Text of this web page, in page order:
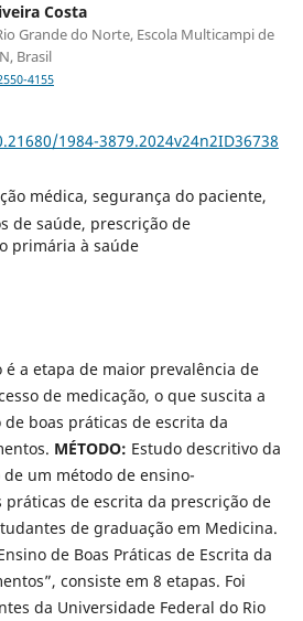
Costa
Grande do Norte, Escola Multicampi de
Brasil
4155
1984-3879.2024v24n2ID36738
médica, segurança do paciente,
de saúde, prescrição de
primária à saúde
é a etapa de maior prevalência de
de medicação, o que suscita a
boas práticas de escrita da
MÉTODO: Estudo descritivo da
um método de ensino-
de escrita da prescrição de
de graduação em Medicina.
de Boas Práticas de Escrita da
consiste em 8 etapas. Foi
da Universidade Federal do Rio